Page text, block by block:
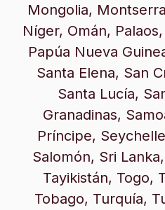
Mongolia,
Níger, Omán,
Papúa Nueva
Santa Elena, San
Santa Lucía,
Granadinas,
Príncipe,
Salomón, Sri
Tayikistán, Togo,
Tobago, Turquía,